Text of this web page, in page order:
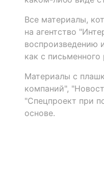
Все материалы,
на агентство
воспроизведению
как с письменного
Материалы с
компаний",
"Спецпроект при
основе.